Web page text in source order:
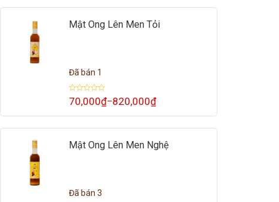
5
88,000₫
đến
1,025,000₫
Mật Ong Lên Men Tỏi
Đã bán 1
Được
xếp
5
70,000₫–820,000₫
Khoảng
giá:
70,000₫
đến
820,000₫
Mật Ong Lên Men Nghệ
Đã bán 3